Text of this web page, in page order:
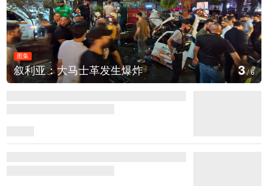
图集
叙利亚：大马士革发生爆炸 3/6